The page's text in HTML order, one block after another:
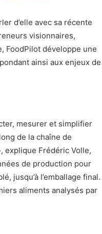
d’elle avec sa récente
visionnaires,
FoodPilot développe une
ainsi aux enjeux de
mesurer et simplifier
de la chaîne de
explique Frédéric Volle,
de production pour
jusqu’à l’emballage final.
aliments analysés par